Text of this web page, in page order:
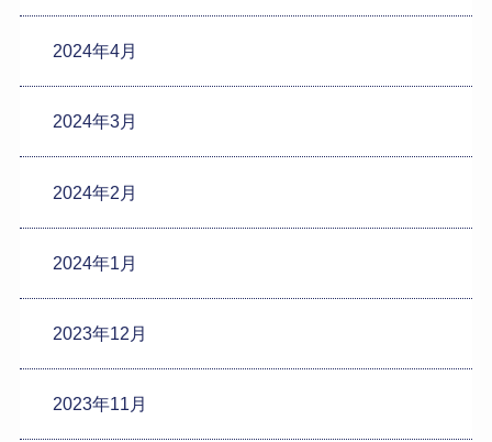
2024年4月
2024年3月
2024年2月
2024年1月
2023年12月
2023年11月